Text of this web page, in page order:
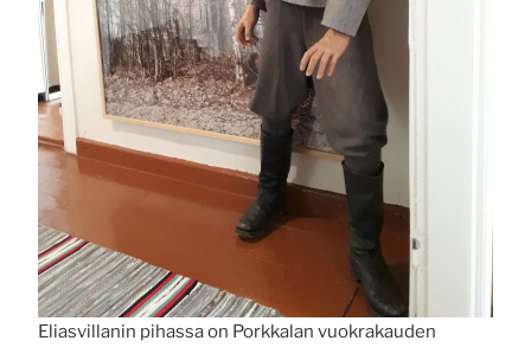
Eliasvillanin pihassa on Porkkalan vuokrakauden